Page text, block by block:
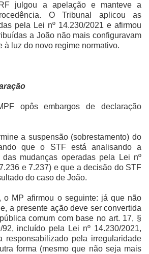
julgou a apelação e manteve a
O Tribunal aplicou as
pela Lei nº 14.230/2021 e afirmou
a João não mais configuravam
à luz do novo regime normativo.
opôs embargos de declaração
a suspensão (sobrestamento) do
que o STF está analisando a
das mudanças operadas pela Lei nº
e 7.237) e que a decisão do STF
do caso de João.
o MP afirmou o seguinte: já que não
a presente ação deve ser convertida
comum com base no art. 17, §
incluído pela Lei nº 14.230/2021,
responsabilizado pela irregularidade
forma (mesmo que não seja mais